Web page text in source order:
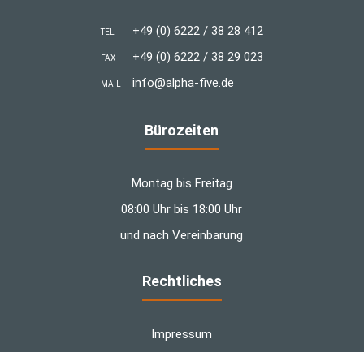
TEL +49 (0) 6222 / 38 28 412
FAX +49 (0) 6222 / 38 29 023
MAIL info@alpha-five.de
Bürozeiten
Montag bis Freitag
08:00 Uhr bis 18:00 Uhr
und nach Vereinbarung
Rechtliches
Impressum